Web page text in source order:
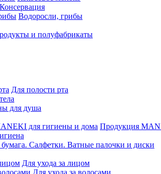
Консервация
Водоросли, грибы
и полуфабрикаты
Для полости рта
для душа
Продукция
бумага. Салфетки. Ватные палочки и диски
Для ухода за лицом
Для ухода за волосами